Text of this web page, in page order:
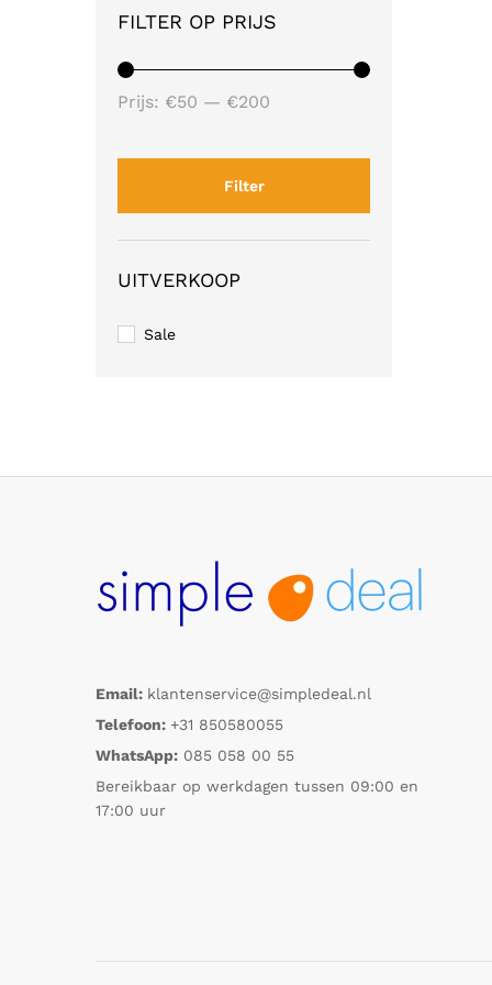
FILTER OP PRIJS
Filter
Prijs: €50 — €200
UITVERKOOP
Sale
Email: klantenservice@simpledeal.nl
Telefoon: +31 850580055
WhatsApp: 085 058 00 55
Bereikbaar op werkdagen tussen 09:00 en
17:00 uur